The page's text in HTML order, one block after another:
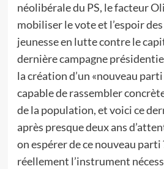
néolibérale du PS, le facteur
mobiliser le vote et l’espoir
jeunesse en lutte contre le
dernière campagne
la création d’un «nouveau
capable de rassembler
de la population, et voici ce
après presque deux ans
on espérer de ce nouveau
réellement l’instrument